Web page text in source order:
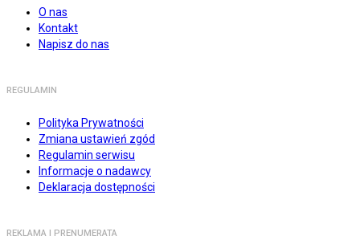
O nas
Kontakt
Napisz do nas
REGULAMIN
Polityka Prywatności
Zmiana ustawień zgód
Regulamin serwisu
Informacje o nadawcy
Deklaracja dostępności
REKLAMA I PRENUMERATA